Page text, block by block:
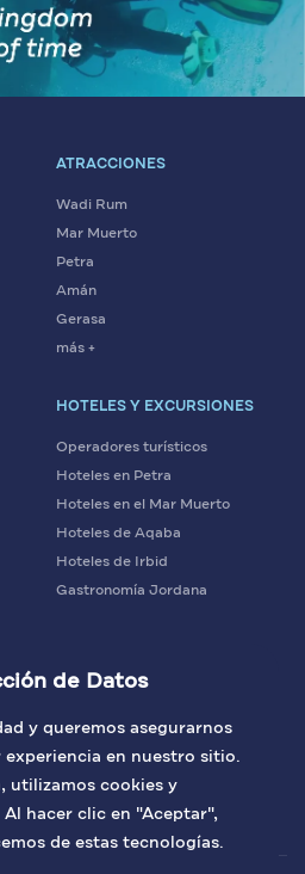
ATRACCIONES
Wadi Rum
Mar Muerto
Petra
Amán
Gerasa
más +
HOTELES Y EXCURSIONES
Operadores turísticos
Hoteles en Petra
Hoteles en el Mar Muerto
Hoteles de Aqaba
Hoteles de Irbid
Gastronomía Jordana
de Datos
y queremos asegurarnos
experiencia en nuestro sitio.
utilizamos cookies y
hacer clic en "Aceptar",
de estas tecnologías.